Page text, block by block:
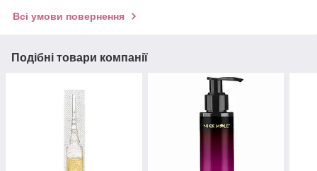
Всі умови повернення
Подібні товари компанії